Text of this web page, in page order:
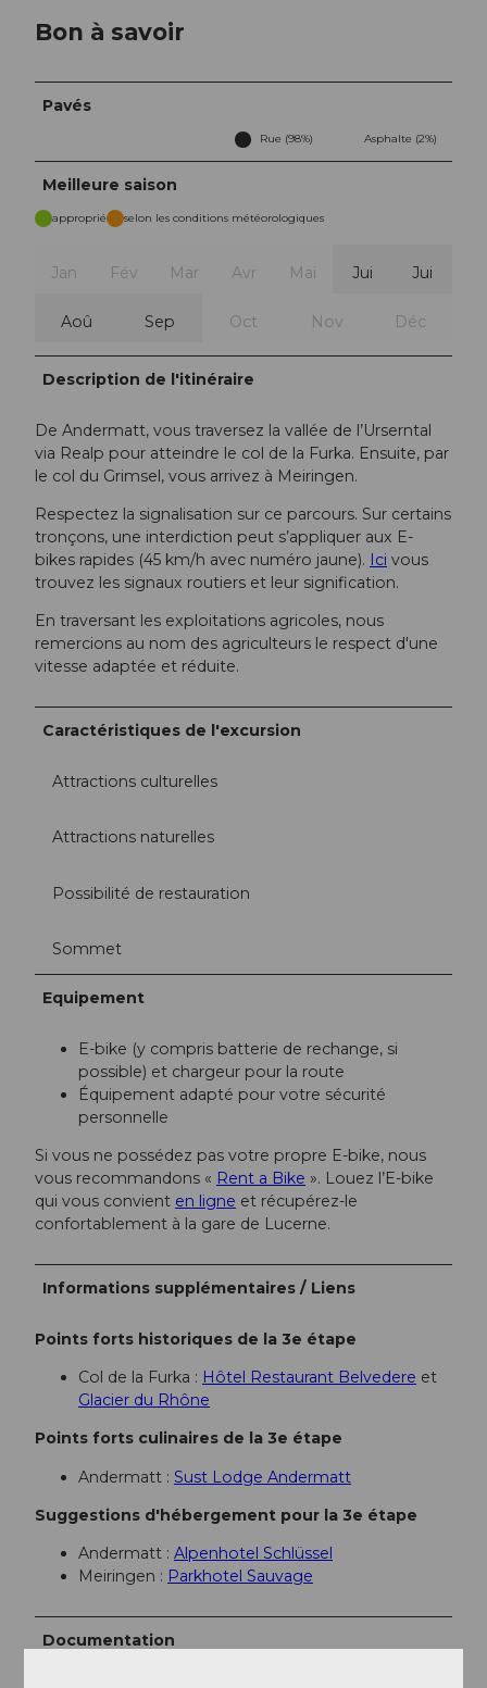
Bon à savoir
Pavés
Rue (98%) Asphalte (2%)
Meilleure saison
approprié selon les conditions météorologiques
Jan Fév Mar Avr Mai Jui Jui
Aoû Sep Oct Nov Déc
Description de l'itinéraire
De Andermatt, vous traversez la vallée de l’Urserntal
via Realp pour atteindre le col de la Furka. Ensuite, par
le col du Grimsel, vous arrivez à Meiringen.
Respectez la signalisation sur ce parcours. Sur certains
tronçons, une interdiction peut s’appliquer aux E-
bikes rapides (45 km/h avec numéro jaune). Ici vous
trouvez les signaux routiers et leur signification.
En traversant les exploitations agricoles, nous
remercions au nom des agriculteurs le respect d'une
vitesse adaptée et réduite.
Caractéristiques de l'excursion
Attractions culturelles
Attractions naturelles
Possibilité de restauration
Sommet
Equipement
E-bike (y compris batterie de rechange, si
possible) et chargeur pour la route
Équipement adapté pour votre sécurité
personnelle
Si vous ne possédez pas votre propre E-bike, nous
vous recommandons « Rent a Bike ». Louez l’E-bike
qui vous convient en ligne et récupérez-le
confortablement à la gare de Lucerne.
Informations supplémentaires / Liens
Points forts historiques de la 3e étape
Col de la Furka : Hôtel Restaurant Belvedere et
Glacier du Rhône
Points forts culinaires de la 3e étape
Andermatt : Sust Lodge Andermatt
Suggestions d'hébergement pour la 3e étape
Andermatt : Alpenhotel Schlüssel
Meiringen : Parkhotel Sauvage
Documentation